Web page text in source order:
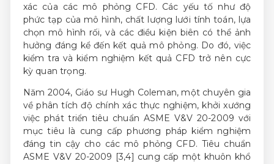
xác của các mô phỏng CFD. Các yếu tố như độ
phức tạp của mô hình, chất lượng lưới tính toán, lựa
chọn mô hình rối, và các điều kiện biên có thể ảnh
hưởng đáng kể đến kết quả mô phỏng. Do đó, việc
kiểm tra và kiểm nghiệm kết quả CFD trở nên cực
kỳ quan trọng.
Năm 2004, Giáo sư Hugh Coleman, một chuyên gia
về phân tích độ chính xác thực nghiệm, khởi xướng
việc phát triển tiêu chuẩn ASME V&V 20-2009 với
mục tiêu là cung cấp phương pháp kiểm nghiệm
đáng tin cậy cho các mô phỏng CFD. Tiêu chuẩn
ASME V&V 20-2009 [3,4] cung cấp một khuôn khổ